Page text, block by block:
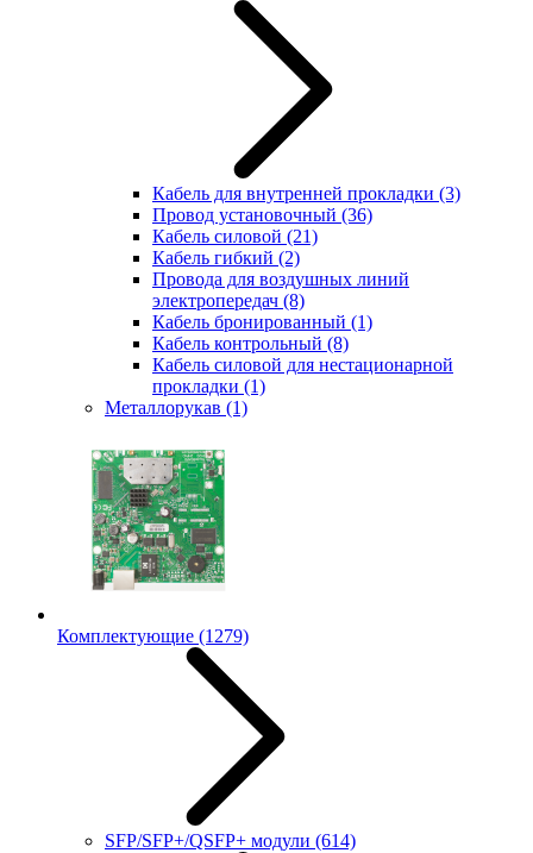
Кабель для внутренней прокладки (3)
Провод установочный (36)
Кабель силовой (21)
Кабель гибкий (2)
Провода для воздушных линий
электропередач (8)
Кабель бронированный (1)
Кабель контрольный (8)
Кабель силовой для нестационарной
прокладки (1)
Металлорукав (1)
Комплектующие (1279)
SFP/SFP+/QSFP+ модули (614)